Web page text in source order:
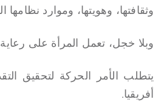
وثقافتها، وهويتها، وموارد
وبلا خجل، تعمل المرأة على رعاية
يتطلب الأمر الحركة لتحقيق
أفريقيا.